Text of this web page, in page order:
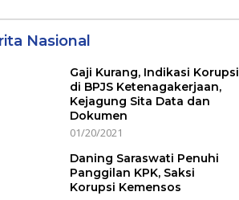
Nasional
Gaji Kurang, Indikasi Korupsi
di BPJS Ketenagakerjaan,
Kejagung Sita Data dan
Dokumen
01/20/2021
Daning Saraswati Penuhi
Panggilan KPK, Saksi
Korupsi Kemensos